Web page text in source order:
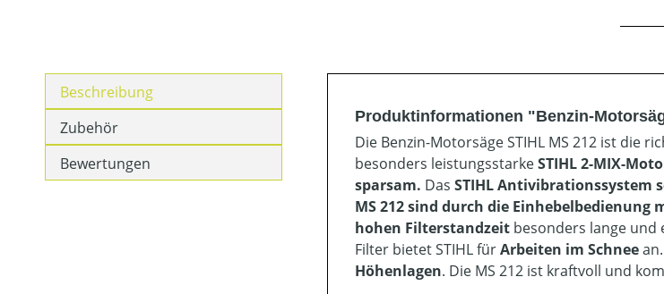
Beschreibung
Zubehör
Bewertungen
Produktinformationen "Benzin-
Die Benzin-Motorsäge STIHL MS 212 ist die
besonders leistungsstarkeSTIHL 2-MIX-
sparsam. Das STIHL Antivibrationssystem
MS 212 sind durch die
hohen Filterstandzeit besonders lange und
Filter bietet STIHL fürArbeiten im Schnee
Höhenlagen. Die MS 212 ist kraftvoll und